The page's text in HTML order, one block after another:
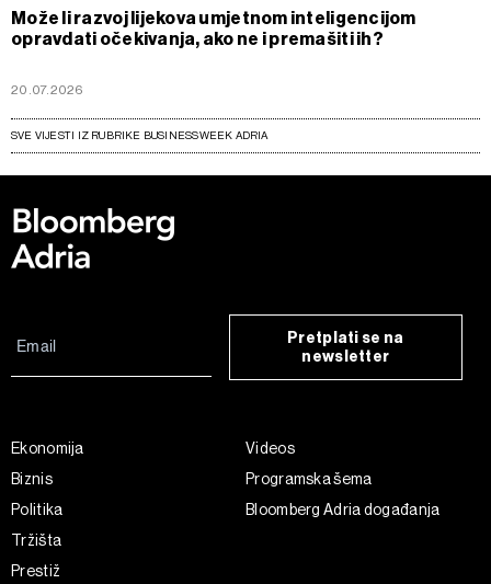
Može li razvoj lijekova umjetnom inteligencijom
opravdati očekivanja, ako ne i premašiti ih?
20.07.2026
SVE VIJESTI IZ RUBRIKE BUSINESSWEEK ADRIA
Pretplati se na
newsletter
Ekonomija
Biznis
Politika
Tržišta
Prestiž
Videos
Programska šema
Bloomberg Adria događanja